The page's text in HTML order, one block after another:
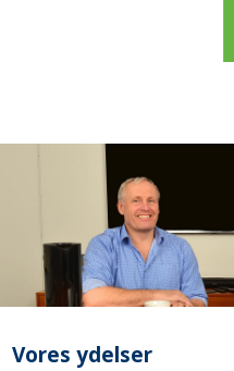
Vores ydelser​